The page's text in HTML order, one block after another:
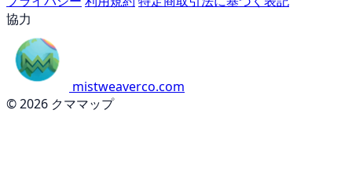
協力
mistweaverco.com
© 2026 クママップ